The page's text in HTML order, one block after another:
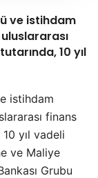
ve istihdam
10 yıl
istihdam
finans
yıl vadeli
ve Maliye
Grubu